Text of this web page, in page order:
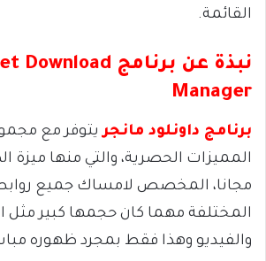
القائمة.
نبذة عن برنامج Download
Manager
برنامج داونلود مانجر يتوفر مع
المميزات الحصرية، والتي منها ميزة
مجانا، المخصص لامساك جميع
المختلفة مهما كان حجمها كبير
والفيديو وهذا فقط بمجرد ظهوره